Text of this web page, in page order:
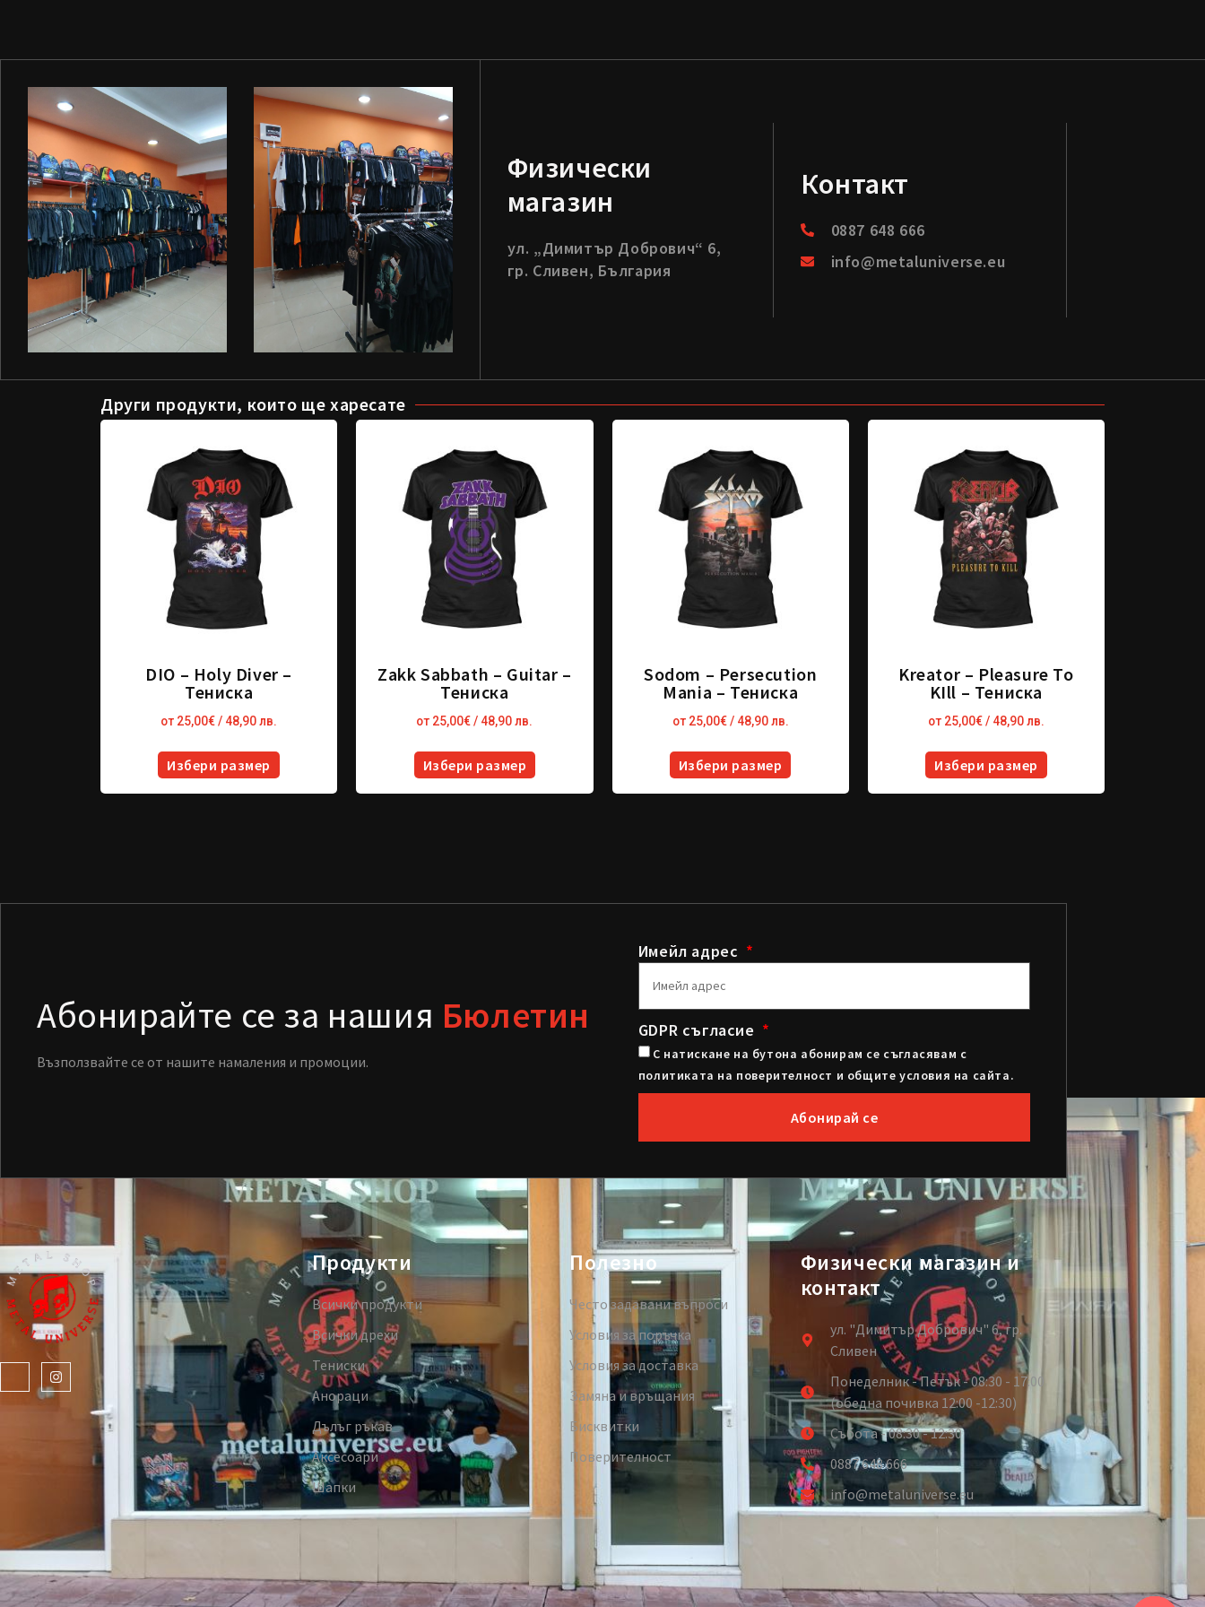
Физически
магазин
ул. „Димитър Добрович“ 6,
гр. Сливен, България
Контакт
0887 648 666
info@metaluniverse.eu
Други продукти, които ще харесате
DIO – Holy Diver –
Тениска
от 25,00€/ 48,90 лв.
Избери размер
Zakk Sabbath – Guitar –
Тениска
от 25,00€/ 48,90 лв.
Избери размер
Sodom – Persecution
Mania – Тениска
от 25,00€/ 48,90 лв.
Избери размер
Kreator – Pleasure To
KIll – Тениска
от 25,00€/ 48,90 лв.
Избери размер
Абонирайте се за нашия Бюлетин
Възползвайте се от нашите намаления и промоции.
Имейл адрес
GDPR съгласие
С натискане на бутона абонирам се съгласявам с
политиката на поверителност и общите условия на сайта.
Абонирай се
Продукти
Всички продукти
Всички дрехи
Тениски
Анораци
Дълъг ръкав
Аксесоари
Шапки
Полезно
Често задавани въпроси
Условия за поръчка
Условия за доставка
Замяна и връщания
Бисквитки
Поверителност
Физически магазин и
контакт
ул. "Димитър Добрович" 6, гр.
Сливен
Понеделник - Петък - 08:30 - 17:00
(обедна почивка 12:00 -12:30)
Събота - 08:30 - 12:30
0887 648 666
info@metaluniverse.eu